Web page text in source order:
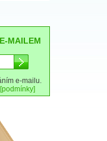
MAILEM
e-mailu.
[podmínky]